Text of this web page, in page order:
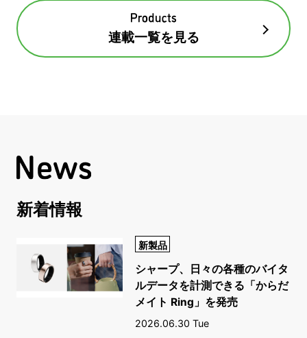
連載一覧を見る
新着情報
新製品
シャープ、日々の各種のバイタ
ルデータを計測できる「からだ
メイト Ring」を発売
2026.06.30 Tue